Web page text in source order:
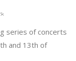
series of concerts
and 13th of